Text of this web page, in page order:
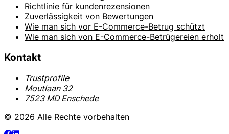
Richtlinie für kundenrezensionen
Zuverlässigkeit von Bewertungen
Wie man sich vor E-Commerce-Betrug schützt
Wie man sich von E-Commerce-Betrügereien erholt
Kontakt
Trustprofile
Moutlaan 32
7523 MD Enschede
© 2026 Alle Rechte vorbehalten